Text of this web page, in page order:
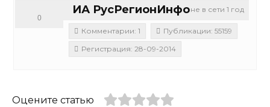
не в сети 1 год
ИА РусРегионИнфо
0
Комментарии: 1
Публикации: 55159
Регистрация: 28-09-2014
Оцените статью